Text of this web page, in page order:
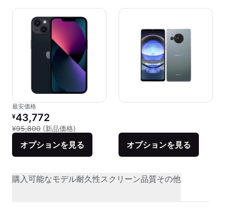
最安価格
リファービッシュ品の価格：
¥43,772
¥95,800 (新品価格)
オプションを見る オプションを見る
購入可能なモデル耐久性スクリーン品質その他